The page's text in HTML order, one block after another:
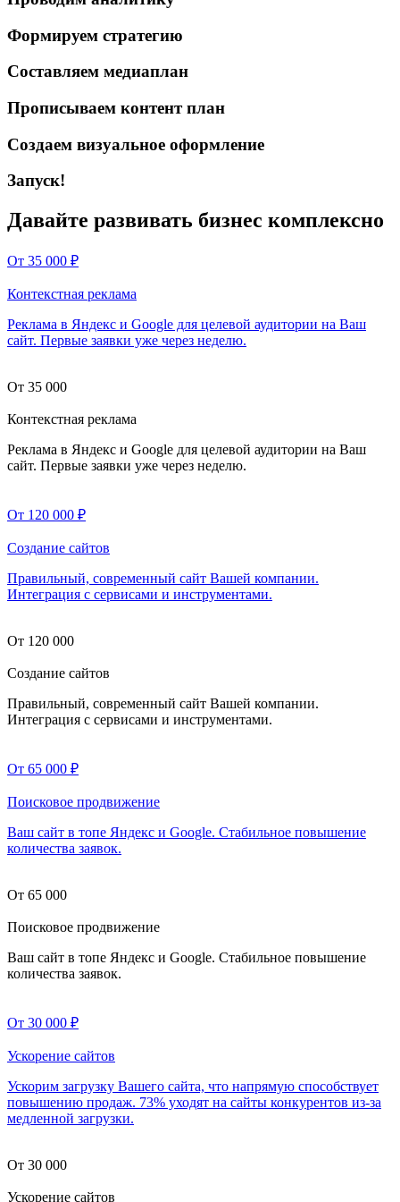
Формируем стратегию
Составляем медиаплан
Прописываем контент план
Создаем визуальное оформление
Запуск!
Давайте развивать бизнес комплексно
От 35 000 ₽
Контекстная реклама
Реклама в Яндекс и Google для целевой аудитории на Ваш
сайт. Первые заявки уже через неделю.
От 35 000
Контекстная реклама
Реклама в Яндекс и Google для целевой аудитории на Ваш
сайт. Первые заявки уже через неделю.
От 120 000 ₽
Создание сайтов
Правильный, современный сайт Вашей компании.
Интеграция с сервисами и инструментами.
От 120 000
Создание сайтов
Правильный, современный сайт Вашей компании.
Интеграция с сервисами и инструментами.
От 65 000 ₽
Поисковое продвижение
Ваш сайт в топе Яндекс и Google. Стабильное повышение
количества заявок.
От 65 000
Поисковое продвижение
Ваш сайт в топе Яндекс и Google. Стабильное повышение
количества заявок.
От 30 000 ₽
Ускорение сайтов
Ускорим загрузку Вашего сайта, что напрямую способствует
повышению продаж. 73% уходят на сайты конкурентов из-за
медленной загрузки.
От 30 000
Ускорение сайтов